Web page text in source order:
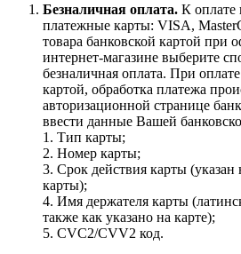
Безналичная оплата. К оплате
платежные карты: VISA,
товара банковской картой при
интернет-магазине выберите
безналичная оплата. При оплате
картой, обработка платежа
авторизационной странице
ввести данные Вашей
1. Тип карты;
2. Номер карты;
3. Срок действия карты (указан
карты);
4. Имя держателя карты
также как указано на карте);
5. CVC2/CVV2 код.